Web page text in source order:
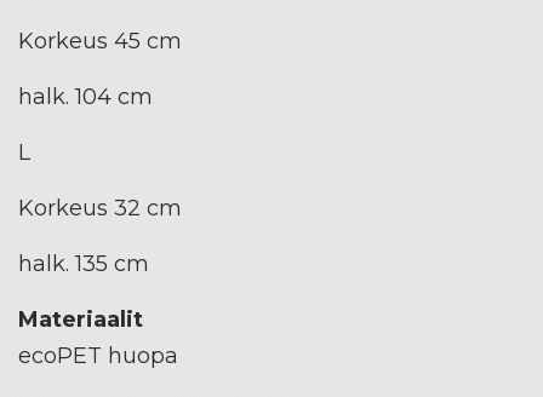
Korkeus 45 cm
halk. 104 cm
L
Korkeus 32 cm
halk. 135 cm
Materiaalit
ecoPET huopa